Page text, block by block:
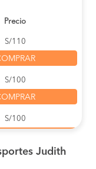
Precio
S/110
S/100
S/100
S/100
Judith